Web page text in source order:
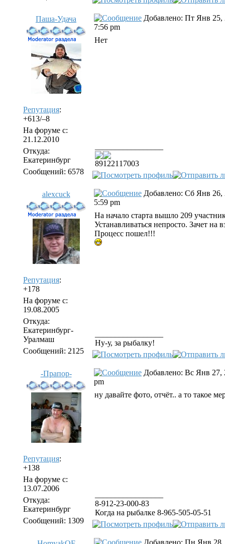
Паша-Удача
Репутация:
+613/–8
На форуме с:
21.12.2010
Откуда:
Екатеринбург
Сообщений: 6578
Добавлено: Пт Янв 25,
7:56 pm
Нет
89122117003
alexcuck
Репутация:
+178
На форуме с:
19.08.2005
Откуда:
Екатеринбург-
Уралмаш
Сообщений: 2125
Добавлено: Сб Янв 26,
5:59 pm
На начало старта вышло 209
Устанавливаться непросто. Зачет
Процесс пошел!!!
Ну-у, за рыбалку!
-Прапор-
Репутация:
+138
На форуме с:
13.07.2006
Откуда:
Екатеринбург
Сообщений: 1309
Добавлено: Вс Янв 27,
pm
ну давайте фото, отчёт.. а то такое
8-912-23-000-83
Когда на рыбалке 8-965-505-05-51
Добавлено: Пн Янв 28,